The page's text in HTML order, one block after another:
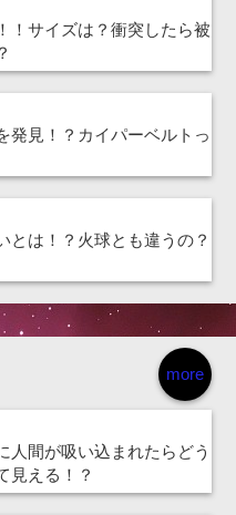
！サイズは？衝突したら被
発見！？カイパーベルトっ
とは！？火球とも違うの？
more
人間が吸い込まれたらどう
見える！？